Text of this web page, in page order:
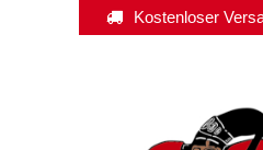
Kostenloser